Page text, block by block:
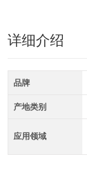
详细介绍
品牌
产地类别
应用领域